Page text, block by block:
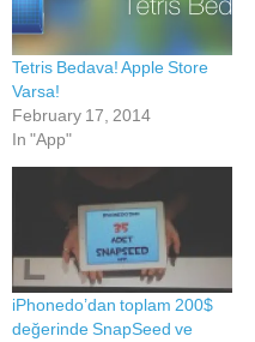
Tetris Bedava! Apple Store
Varsa!
February 17, 2014
In "App"
iPhonedo’dan toplam 200$
değerinde SnapSeed ve